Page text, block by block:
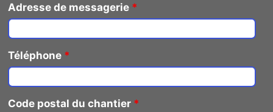
Adresse de messagerie *
Téléphone *
Code postal du chantier *